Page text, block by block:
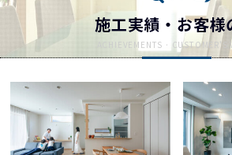
施工実績・お客様